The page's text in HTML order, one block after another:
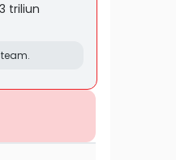
triliun